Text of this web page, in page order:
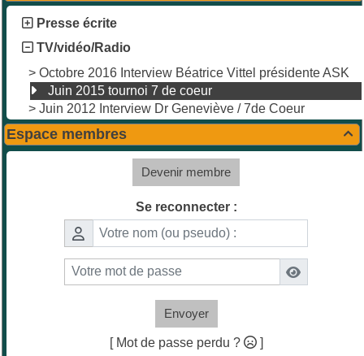
Presse écrite
TV/vidéo/Radio
> Octobre 2016 Interview Béatrice Vittel présidente ASK
Juin 2015 tournoi 7 de coeur
> Juin 2012 Interview Dr Geneviève / 7de Coeur

Espace membres
Devenir membre
Se reconnecter :
Envoyer
[ Mot de passe perdu ? ]